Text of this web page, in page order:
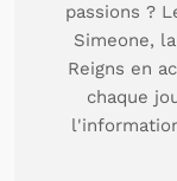
passions ?
Simeone,
Reigns en
chaque